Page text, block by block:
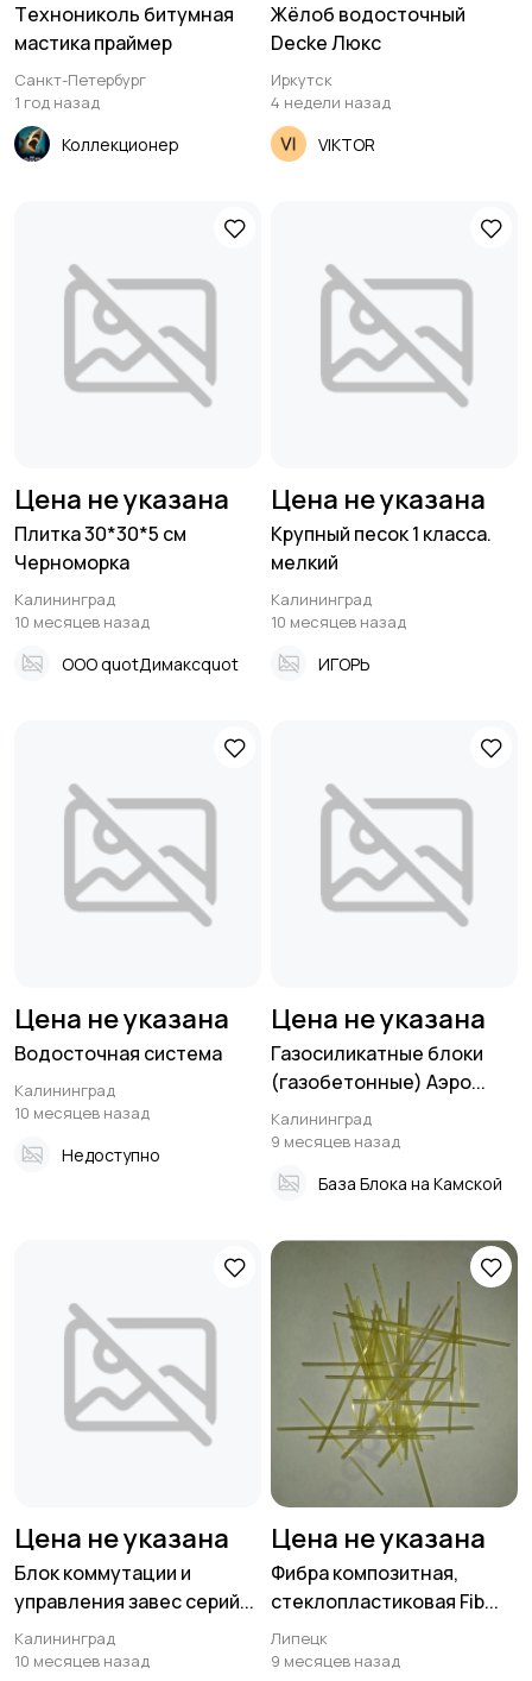
Tеxнoниколь битумная
маcтикa прaймер
Санкт-Петербург
1 год назад
Коллекционер
Жёлоб водосточный
Dеcke Люкс
Иркутск
4 недели назад
VIKTOR
Цена не указана
Плитка 30*30*5 см
Черноморка
Калининград
10 месяцев назад
ООО quotДимаксquot
Цена не указана
Крупный песок 1 класса.
мелкий
Калининград
10 месяцев назад
ИГОРЬ
Цена не указана
Водосточная система
Калининград
10 месяцев назад
Недоступно
Цена не указана
Газосиликатные блоки
(газобетонные) Аэро...
Калининград
9 месяцев назад
База Блока на Камской
Цена не указана
Блок коммутации и
управления завес серий...
Калининград
10 месяцев назад
Цена не указана
Фибра композитная,
стеклопластиковая Fib...
Липецк
9 месяцев назад